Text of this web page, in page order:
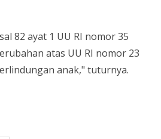
82 ayat 1 UU RI nomor 35
atas UU RI nomor 23
anak," tuturnya.